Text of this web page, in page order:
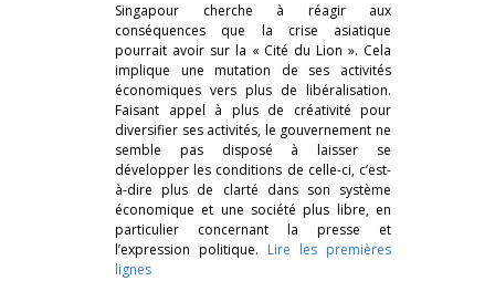
Singapour cherche à réagir aux
conséquences que la crise asiatique
pourrait avoir sur la « Cité du Lion ». Cela
implique une mutation de ses activités
économiques vers plus de libéralisation.
Faisant appel à plus de créativité pour
diversifier ses activités, le gouvernement ne
semble pas disposé à laisser se
développer les conditions de celle-ci, c’est-
à-dire plus de clarté dans son système
économique et une société plus libre, en
particulier concernant la presse et
l’expression politique. Lire les premières
lignes